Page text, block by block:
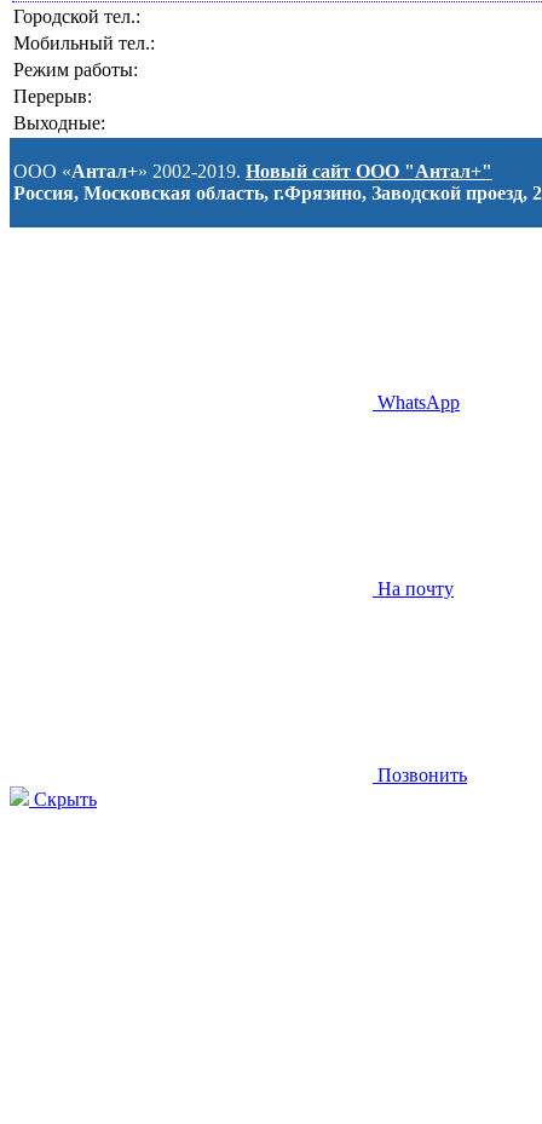
Городской тел.:
Мобильный тел.:
Режим работы:
Перерыв:
Выходные:
ООО «Антал+» 2002-2019. Новый сайт ООО "Антал+"
Россия, Московская область, г.Фрязино, Заводской проезд, 2
WhatsApp
На почту
Позвонить
Скрыть